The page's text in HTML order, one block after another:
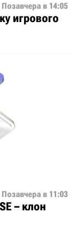
Позавчера в 14:05
игрового
Позавчера в 11:03
– клон